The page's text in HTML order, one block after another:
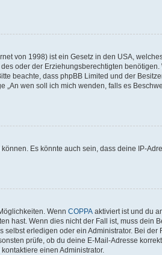
von 1998) ist ein Gesetz in den USA,
oder der Erziehungsberechtigten benötigen.
beachte, dass phpBB Limited und der
„An wen soll ich mich wenden, falls es
Es könnte auch sein, dass deine IP-
Wenn COPPA aktiviert ist und du
hast. Wenn dies nicht der Fall ist, muss dein
erledigen oder ein Administrator. Bei der
prüfe, ob du deine E-Mail-Adresse
einen Administrator.